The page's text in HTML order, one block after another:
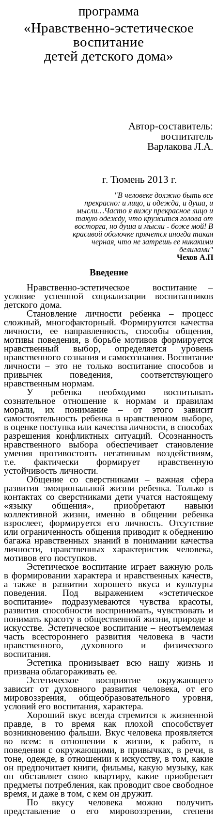
программа
«Нравственно-эстетическое
воспитание
детей детского дома»
Автор-составитель:
воспитатель
Варлакова Л.А.
г. Тюмень 2013 г.
"В человеке должно быть все
прекрасно: и лицо, и одежда, и душа, и
мысли…Часто я вижу прекрасное лицо и
такую одежду, что кружится голова от
восторга, но душа и мысли - боже мой! В
красивой оболочке прячется иногда такая
черная, что не затрешь ее никакими
белилами"
Чехов А.П
Введение
Нравственно-эстетическое воспитание –
условие успешной социализации воспитанников
детского дома.
Становление личности ребенка – процесс
сложный, многофакторный. Формируются качества
личности, ее направленность, способы общения,
мотивы поведения, в борьбе мотивов формируется
нравственный выбор, определяется уровень
нравственного сознания и самосознания. Воспитание
личности – это не только воспитание способов и
привычек поведения, соответствующего
нравственным нормам.
У ребенка необходимо воспитывать
сознательное отношение к нормам и правилам
морали, их понимание – от этого зависит
самостоятельность ребенка в нравственном выборе,
в оценке поступка или качества личности, в способах
разрешения конфликтных ситуаций. Осознанность
нравственного выбора обеспечивает становление
умения противостоять негативным воздействиям,
т.е. фактически формирует нравственную
устойчивость личности.
Общение со сверстниками – важная сфера
развития эмоциональной жизни ребенка. Только в
контактах со сверстниками дети учатся настоящему
«языку общения», приобретают навыки
коллективной жизни, именно в общении ребенка
взрослеет, формируется его личность. Отсутствие
или ограниченность общения приводит к обеднению
багажа нравственных знаний в понимании качества
личности, нравственных характеристик человека,
мотивов его поступков.
Эстетическое воспитание играет важную роль
в формировании характера и нравственных качеств,
а также в развитии хорошего вкуса и культуры
поведения. Под выражением «эстетическое
воспитание» подразумеваются чувства красоты,
развития способности воспринимать, чувствовать и
понимать красоту в общественной жизни, природе и
искусстве. Эстетическое воспитание – неотъемлемая
часть всестороннего развития человека в части
нравственного, духовного и физического
воспитания.
Эстетика пронизывает всю нашу жизнь и
призвана облагораживать ее.
Эстетическое восприятие окружающего
зависит от духовного развития человека, от его
мировоззрения, общеобразовательного уровня,
условий его воспитания, характера.
Хороший вкус всегда стремится к жизненной
правде, в то время как плохой способствует
возникновению фальши. Вкус человека проявляется
во всем: в отношении к жизни, к работе, в
поведении с окружающими, в привычках, в речи, в
тоне, одежде, в отношении к искусству, в том, какие
он предпочитает книги, фильмы, какую музыку, как
он обставляет свою квартиру, какие приобретает
предметы потребления, как проводит свое свободное
время, и даже в том, с кем он дружит.
По вкусу человека можно получить
представление о его мировоззрении, степени